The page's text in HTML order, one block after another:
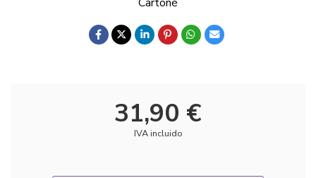
31,90 €
IVA incluido